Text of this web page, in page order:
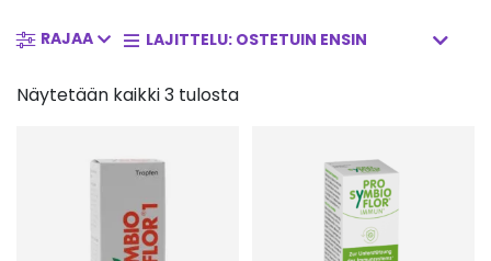
RAJAA
Näytetään kaikki 3 tulosta